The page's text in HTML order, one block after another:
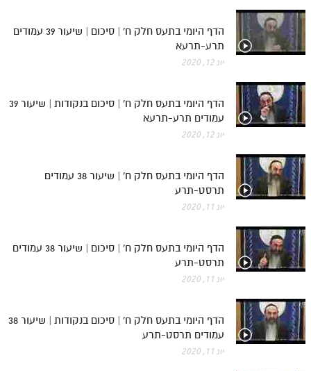
הדף היומי בתעס חלק ח' | סיכום | שיעור 39 עמודים
תרע-תרעא
יונ 12, 2020
הדף היומי בתעס חלק ח' | סיכום בנקודות | שיעור 39
עמודים תרע-תרעא
יונ 12, 2020
הדף היומי בתעס חלק ח' | שיעור 38 עמודים
תרסט-תרע
יונ 11, 2020
הדף היומי בתעס חלק ח' | סיכום | שיעור 38 עמודים
תרסט-תרע
יונ 11, 2020
הדף היומי בתעס חלק ח' | סיכום בנקודות | שיעור 38
עמודים תרסט-תרע
יונ 11, 2020